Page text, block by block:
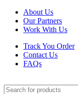
About Us
Our Partners
Work With Us
Track You Order
Contact Us
FAQs